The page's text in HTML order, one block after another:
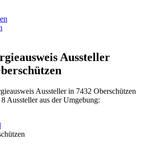
Aussteller
Aussteller in 7432 Oberschützen
Aussteller aus der Umgebung: